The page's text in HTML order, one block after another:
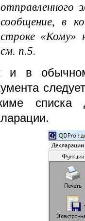
отправленного
сообщение, в
строке «Кому»
см. п.5.
и в
списка